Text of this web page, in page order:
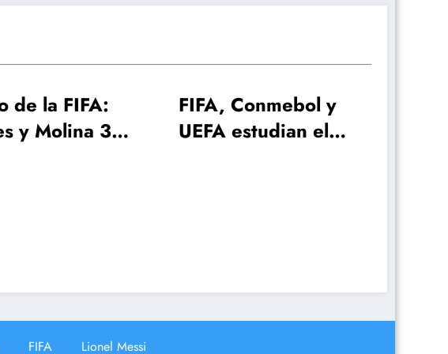
FIFA, Conmebol y
UEFA estudian el
26 jugadores
FIFA Lionel Messi